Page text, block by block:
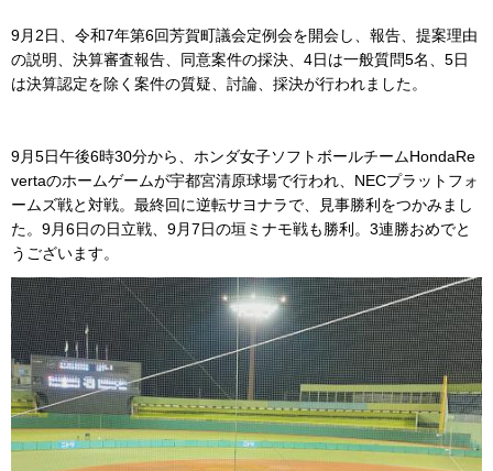
9月2日、令和7年第6回芳賀町議会定例会を開会し、報告、提案理由
の説明、決算審査報告、同意案件の採決、4日は一般質問5名、5日
は決算認定を除く案件の質疑、討論、採決が行われました。
9月5日午後6時30分から、ホンダ女子ソフトボールチームHondaRe
vertaのホームゲームが宇都宮清原球場で行われ、NECプラットフォ
ームズ戦と対戦。最終回に逆転サヨナラで、見事勝利をつかみまし
た。9月6日の日立戦、9月7日の垣ミナモ戦も勝利。3連勝おめでと
うございます。